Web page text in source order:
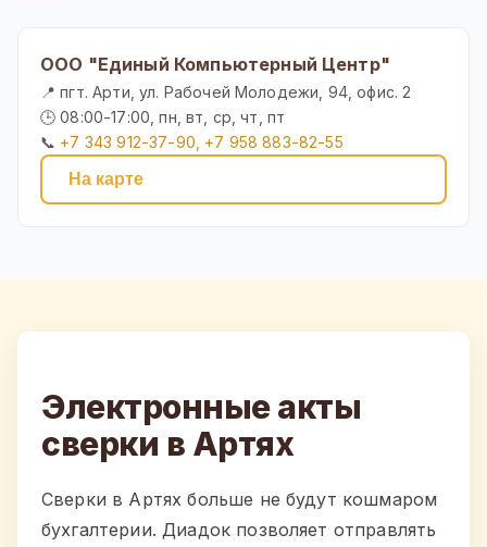
ООО "Единый Компьютерный Центр"
📍 пгт. Арти, ул. Рабочей Молодежи, 94, офис. 2
🕒 08:00-17:00, пн, вт, ср, чт, пт
📞 +7 343 912-37-90, +7 958 883-82-55
На карте
Электронные акты
сверки в Артях
Сверки в Артях больше не будут кошмаром
бухгалтерии. Диадок позволяет отправлять